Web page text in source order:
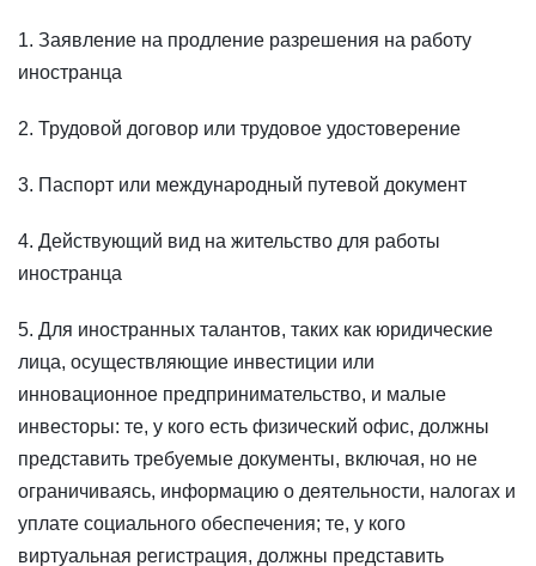
1. Заявление на продление разрешения на работу
иностранца
2. Трудовой договор или трудовое удостоверение
3. Паспорт или международный путевой документ
4. Действующий вид на жительство для работы
иностранца
5. Для иностранных талантов, таких как юридические
лица, осуществляющие инвестиции или
инновационное предпринимательство, и малые
инвесторы: те, у кого есть физический офис, должны
представить требуемые документы, включая, но не
ограничиваясь, информацию о деятельности, налогах и
уплате социального обеспечения; те, у кого
виртуальная регистрация, должны представить